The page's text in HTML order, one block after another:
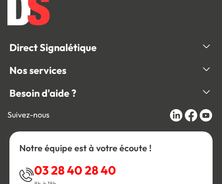
Direct Signalétique
Nos services
Besoin d'aide ?
Suivez-nous
Notre équipe est à votre écoute !
03 28 40 28 40